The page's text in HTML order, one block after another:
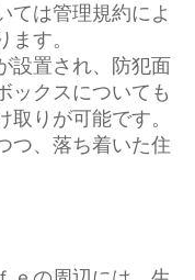
ては管理規約によ
す。
設置され、防犯面
ックスについても
りが可能です。
つ、落ち着いた住